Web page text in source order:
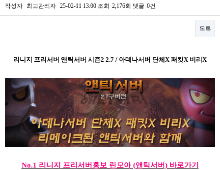
작성자 최고관리자 25-02-11 13:00 조회 2,176회 댓글 0건
목록
리니지 프리서버 앤틱서버 시즌2 2.7 / 아데나서버 단체X 패킷X 비리X
No.1 리니지 프리서버홍보 린모아 (앤틱서버) 바로가기